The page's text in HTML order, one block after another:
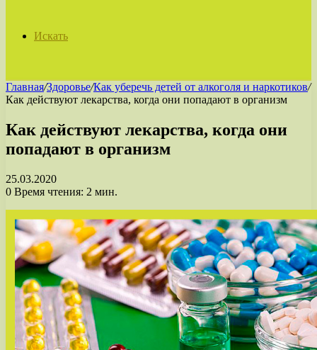
Искать
Главная/Здоровье/Как уберечь детей от алкоголя и наркотиков/
Как действуют лекарства, когда они попадают в организм
Как действуют лекарства, когда они
попадают в организм
25.03.2020
0 Время чтения: 2 мин.